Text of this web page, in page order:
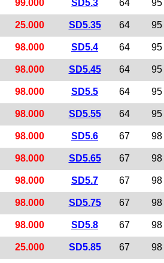
99.000 SD5.3 64 95
25.000 SD5.35 64 95
98.000 SD5.4 64 95
98.000 SD5.45 64 95
98.000 SD5.5 64 95
98.000 SD5.55 64 95
98.000 SD5.6 67 98
98.000 SD5.65 67 98
98.000 SD5.7 67 98
98.000 SD5.75 67 98
98.000 SD5.8 67 98
25.000 SD5.85 67 98